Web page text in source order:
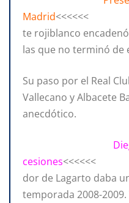
Madrid<<<<<<
te rojiblanco
las que no terminó de
Su paso por el Real
Vallecano y Albacete
anecdótico.
Diego
cesiones<<<<<<
dor de Lagarto daba
temporada 2008-